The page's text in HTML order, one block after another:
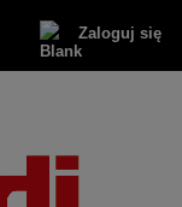
Zaloguj się